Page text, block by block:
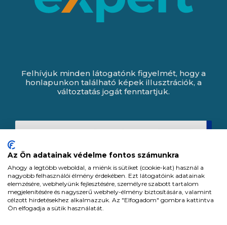
Felhívjuk minden látogatónk figyelmét, hogy a
honlapunkon található képek illusztrációk, a
változtatás jogát fenntartjuk.
Az Ön adatainak védelme fontos számunkra
Ahogy a legtöbb weboldal, a miénk is sütiket (cookie-kat) használ a
nagyobb felhasználói élmény érdekében. Ezt látogatóink adatainak
elemzésére, webhelyünk fejlesztésére, személyre szabott tartalom
megjelenítésére és nagyszerű webhely-élmény biztosítására, valamint
célzott hirdetésekhez alkalmazzuk. Az "Elfogadom" gombra kattintva
Ön elfogadja a sütik használatát.